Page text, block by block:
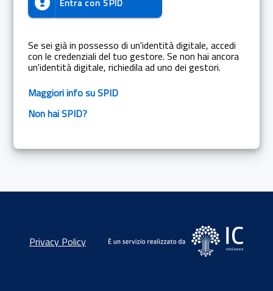
Entra con SPID
Se sei già in possesso di un'identità digitale, accedi
con le credenziali del tuo gestore. Se non hai ancora
un'identità digitale, richiedila ad uno dei gestori.
Maggiori info su SPID
Non hai SPID?
Privacy Policy